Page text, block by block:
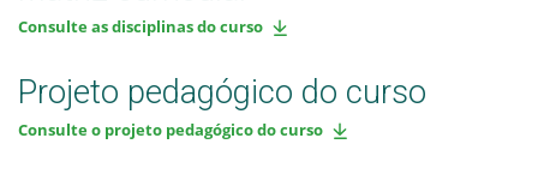
Consulte as disciplinas do curso
Projeto pedagógico do curso
Consulte o projeto pedagógico do curso